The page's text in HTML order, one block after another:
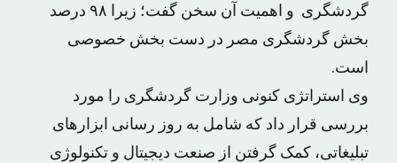
گردشگری و اهمیت آن سخن گفت؛ زیرا ۹۸ درصد
بخش گردشگری مصر در دست بخش خصوصی
است.
وی استراتژی کنونی وزارت گردشگری را مورد
بررسی قرار داد که شامل به روز رسانی ابزارهای
تبلیغاتی، کمک گرفتن از صنعت دیجیتال و تکنولوژی